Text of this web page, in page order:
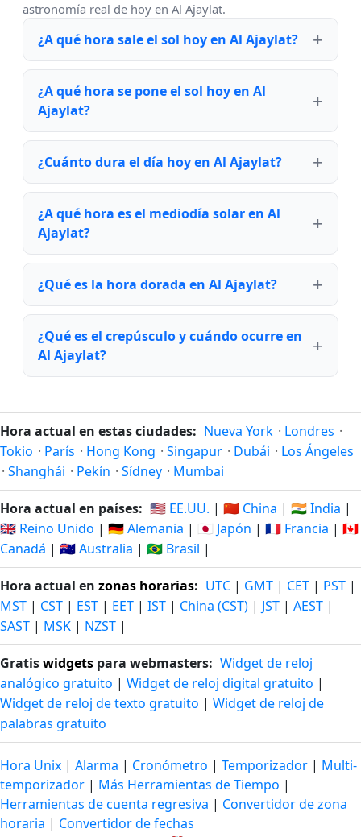
astronomía real de hoy en Al Ajaylat.
¿A qué hora sale el sol hoy en Al Ajaylat?
¿A qué hora se pone el sol hoy en Al
Ajaylat?
¿Cuánto dura el día hoy en Al Ajaylat?
¿A qué hora es el mediodía solar en Al
Ajaylat?
¿Qué es la hora dorada en Al Ajaylat?
¿Qué es el crepúsculo y cuándo ocurre en
Al Ajaylat?
Hora actual en estas ciudades: Nueva York · Londres ·
Tokio · París · Hong Kong · Singapur · Dubái · Los Ángeles
· Shanghái · Pekín · Sídney · Mumbai
Hora actual en países: 🇺🇸 EE.UU. | 🇨🇳 China | 🇮🇳 India |
🇬🇧 Reino Unido | 🇩🇪 Alemania | 🇯🇵 Japón | 🇫🇷 Francia | 🇨🇦
Canadá | 🇦🇺 Australia | 🇧🇷 Brasil |
Hora actual en zonas horarias: UTC | GMT | CET | PST |
MST | CST | EST | EET | IST | China (CST) | JST | AEST |
SAST | MSK | NZST |
Gratiswidgets para webmasters: Widget de reloj
analógico gratuito | Widget de reloj digital gratuito |
Widget de reloj de texto gratuito | Widget de reloj de
palabras gratuito
Hora Unix | Alarma | Cronómetro | Temporizador | Multi-
temporizador | Más Herramientas de Tiempo |
Herramientas de cuenta regresiva | Convertidor de zona
horaria | Convertidor de fechas